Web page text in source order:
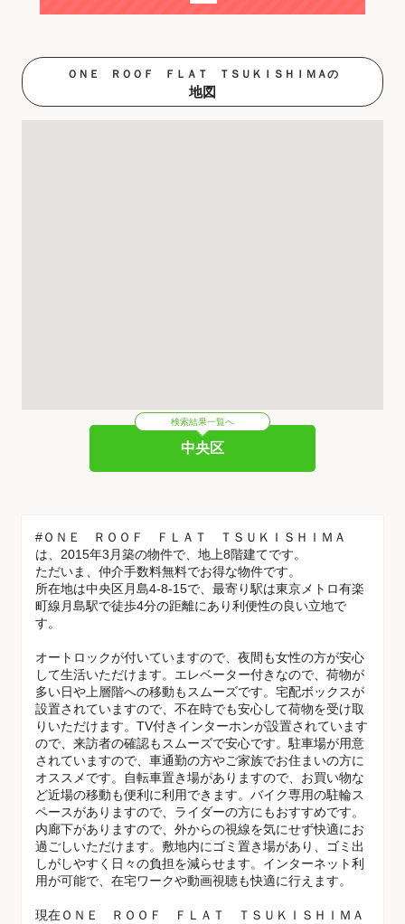
ＯＮＥ ＲＯＯＦ ＦＬＡＴ ＴＳＵＫＩＳＨＩＭＡの
地図
検索結果一覧へ
中央区
#ＯＮＥ ＲＯＯＦ ＦＬＡＴ ＴＳＵＫＩＳＨＩＭＡ
は、2015年3月築の物件で、地上8階建てです。
ただいま、仲介手数料無料でお得な物件です。
所在地は中央区月島4-8-15で、最寄り駅は東京メトロ有楽
町線月島駅で徒歩4分の距離にあり利便性の良い立地で
す。
オートロックが付いていますので、夜間も女性の方が安心
して生活いただけます。エレベーター付きなので、荷物が
多い日や上層階への移動もスムーズです。宅配ボックスが
設置されていますので、不在時でも安心して荷物を受け取
りいただけます。TV付きインターホンが設置されています
ので、来訪者の確認もスムーズで安心です。駐車場が用意
されていますので、車通勤の方やご家族でお住まいの方に
オススメです。自転車置き場がありますので、お買い物な
ど近場の移動も便利に利用できます。バイク専用の駐輪ス
ペースがありますので、ライダーの方にもおすすめです。
内廊下がありますので、外からの視線を気にせず快適にお
過ごしいただけます。敷地内にゴミ置き場があり、ゴミ出
しがしやすく日々の負担を減らせます。インターネット利
用が可能で、在宅ワークや動画視聴も快適に行えます。
現在ＯＮＥ ＲＯＯＦ ＦＬＡＴ ＴＳＵＫＩＳＨＩＭＡ